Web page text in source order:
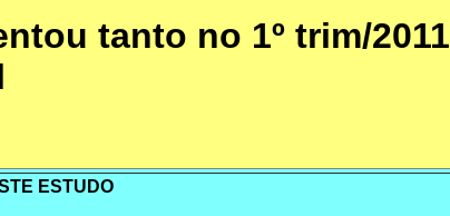
tanto no 1º trim/2011
ESTUDO